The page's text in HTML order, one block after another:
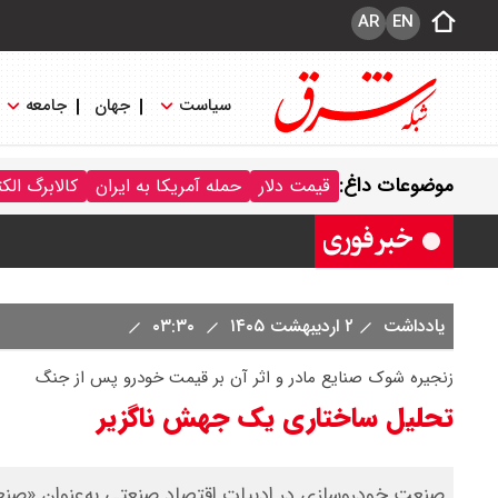
EN
AR
سیاست جهان جامعه
موضوعات داغ: قیمت دلار حمله آمریکا به ایران کالابرگ
قیمت سکه پارسیان امروز جمعه ۱۶ مرداد ۱۴۰۵ / سکه پارسیان ۱۰۰ سوتی چند ؟ جدول
ترکیه و عراق، پروژه کاهش وابستگی
یادداشت ۲ اردیبهشت ۱۴۰۵
زنجیره شوک صنایع مادر و اثر آن بر قیمت خودرو پس از جنگ
تحلیل ساختاری یک جهش ناگزیر